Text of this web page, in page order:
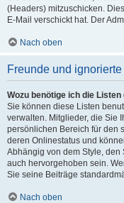
(Headers) mitzuschicken.
E-Mail verschickt hat. Der
Nach oben
Freunde und
Wozu benötige ich die
Sie können diese Listen
verwalten. Mitglieder, die Sie
persönlichen Bereich für den
deren Onlinestatus und
Abhängig von dem Style,
auch hervorgehoben sein.
Sie seine Beiträge
Nach oben